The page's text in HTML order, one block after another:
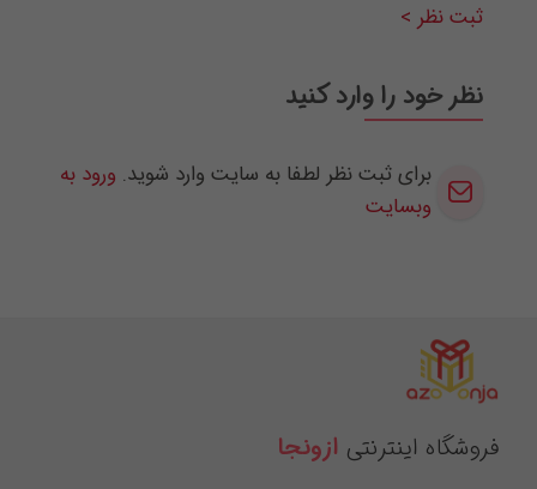
ثبت نظر >
نظر خود را وارد کنید
برای ثبت نظر لطفا به سایت وارد شوید. ورود به
وبسایت
فروشگاه اینترنتی ازونجا